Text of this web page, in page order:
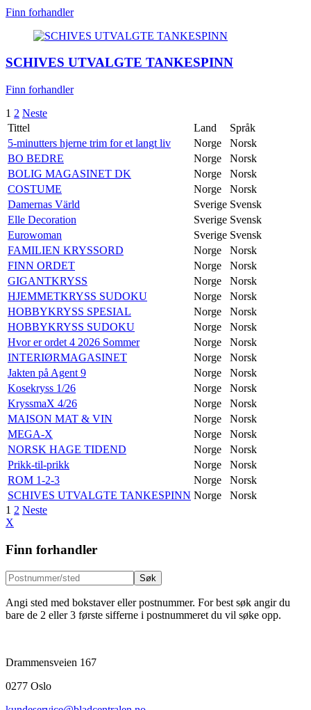
Finn forhandler
SCHIVES UTVALGTE TANKESPINN
Finn forhandler
Sidepaginering
1 2 Neste
Tittel
Land
Språk
5-minutters hjerne trim for et langt liv
Norge
Norsk
BO BEDRE
Norge
Norsk
BOLIG MAGASINET DK
Norge
Norsk
COSTUME
Norge
Norsk
Damernas Värld
Sverige Svensk
Elle Decoration
Sverige Svensk
Eurowoman
Sverige Svensk
FAMILIEN KRYSSORD
Norge
Norsk
FINN ORDET
Norge
Norsk
GIGANTKRYSS
Norge
Norsk
HJEMMETKRYSS SUDOKU
Norge
Norsk
HOBBYKRYSS SPESIAL
Norge
Norsk
HOBBYKRYSS SUDOKU
Norge
Norsk
Hvor er ordet 4 2026 Sommer
Norge
Norsk
INTERIØRMAGASINET
Norge
Norsk
Jakten på Agent 9
Norge
Norsk
Kosekryss 1/26
Norge
Norsk
KryssmaX 4/26
Norge
Norsk
MAISON MAT & VIN
Norge
Norsk
MEGA-X
Norge
Norsk
NORSK HAGE TIDEND
Norge
Norsk
Prikk-til-prikk
Norge
Norsk
ROM 1-2-3
Norge
Norsk
SCHIVES UTVALGTE TANKESPINN Norge Norsk
Sidepaginering
1 2 Neste
X
Finn forhandler
Søk
Angi sted med bokstaver eller postnummer. For best søk angir du
bare de 2 eller 3 første sifferne i postnummeret du vil søke opp.
Drammensveien 167
0277 Oslo